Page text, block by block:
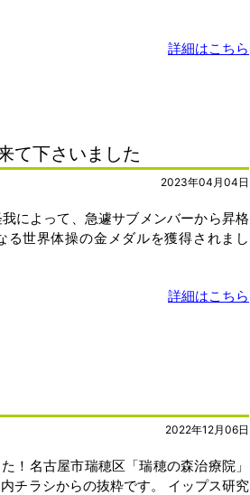
詳細はこちら
て下さいました
2023年04月04日
によって、急遽サブメンバーから昇格
世界体操の金メダルを獲得されまし
詳細はこちら
2022年12月06日
！名古屋市瑞穂区「瑞穂の森治療院」
チラシからの抜粋です。 イップス研究